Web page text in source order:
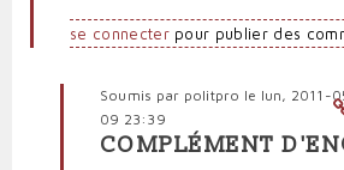
se connecterpour publier des
Soumis par politpro le lun, 2011-
09 23:39
En
COMPLÉMENT